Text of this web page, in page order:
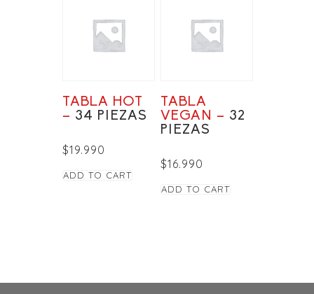
TABLA HOT
– 34 PIEZAS
$19.990
ADD TO CART
TABLA
VEGAN – 32
PIEZAS
$16.990
ADD TO CART